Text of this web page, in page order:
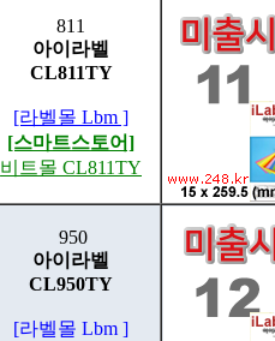
811
아이라벨
CL811TY
[라벨몰 Lbm ]
[스마트스토어]
비트몰 CL811TY
950
아이라벨
CL950TY
[라벨몰 Lbm ]